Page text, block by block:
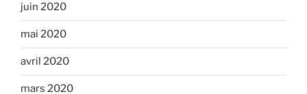
juin 2020
mai 2020
avril 2020
mars 2020